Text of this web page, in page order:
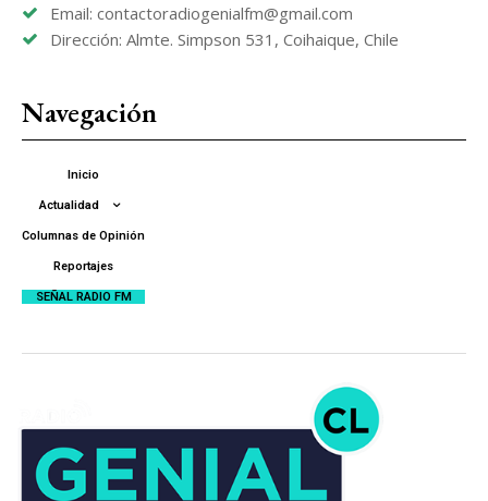
Email: contactoradiogenialfm@gmail.com
Dirección: Almte. Simpson 531, Coihaique, Chile
Navegación
Inicio
Actualidad
Columnas de Opinión
Reportajes
SEÑAL RADIO FM